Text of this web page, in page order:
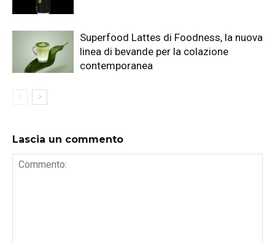
Superfood Lattes di Foodness, la nuova
linea di bevande per la colazione
contemporanea
Lascia un commento